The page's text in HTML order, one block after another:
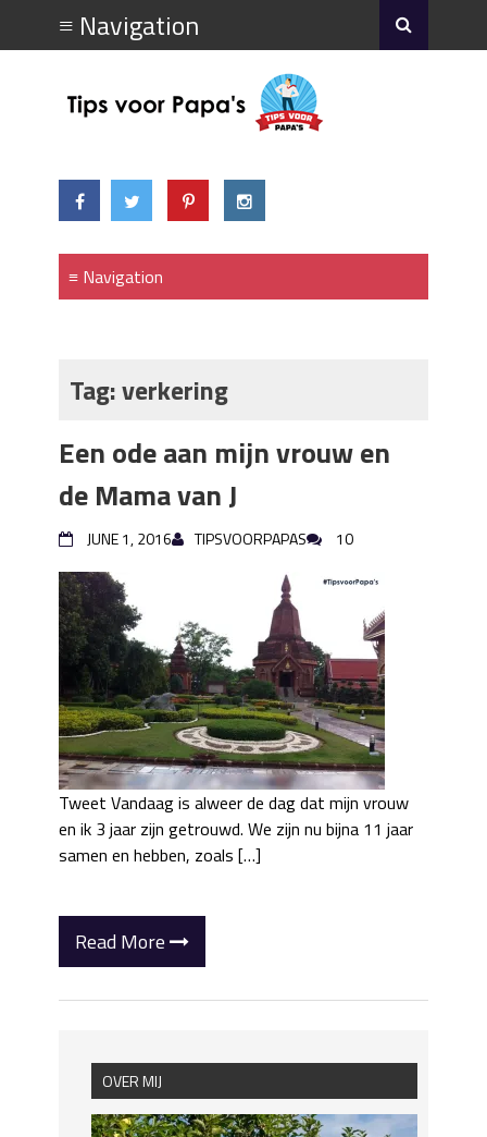
Tag:verkering
Een ode aan mijn vrouw en
de Mama van J
JUNE 1, 2016 TIPSVOORPAPAS 10
Tweet Vandaag is alweer de dag dat mijn vrouw
en ik 3 jaar zijn getrouwd. We zijn nu bijna 11 jaar
samen en hebben, zoals […]
Read More
OVER MIJ